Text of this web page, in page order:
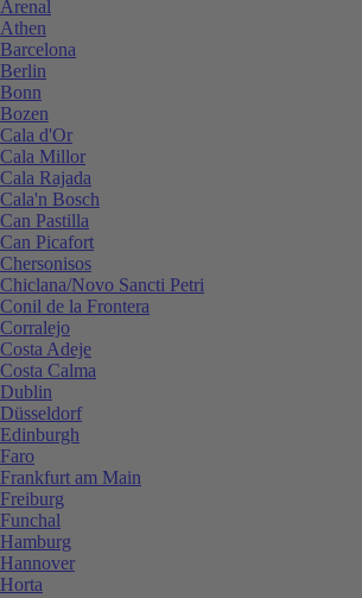
Arenal
Athen
Barcelona
Berlin
Bonn
Bozen
Cala d'Or
Cala Millor
Cala Rajada
Cala'n Bosch
Can Pastilla
Can Picafort
Chersonisos
Chiclana/Novo Sancti Petri
Conil de la Frontera
Corralejo
Costa Adeje
Costa Calma
Dublin
Düsseldorf
Edinburgh
Faro
Frankfurt am Main
Freiburg
Funchal
Hamburg
Hannover
Horta